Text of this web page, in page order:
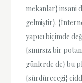
mekanlar} insani
gelmiştir}.
yapıcı biçimde
{sınırsız bir
günlerde de} bu
{sürdüreceği}